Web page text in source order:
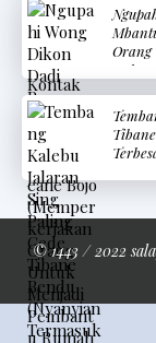
Orang
© 1443 / 2022